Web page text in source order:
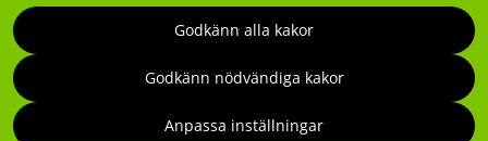
Godkänn alla kakor
Godkänn nödvändiga kakor
Anpassa inställningar